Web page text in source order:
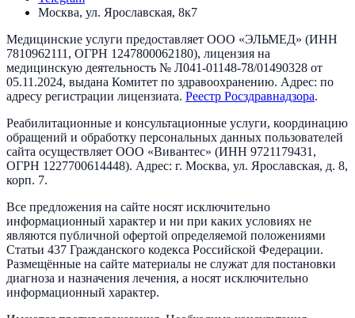
Москва, ул. Ярославская, 8к7
Медицинские услуги предоставляет ООО «ЭЛЬМЕД» (ИНН
7810962111 , ОГРН 1247800062180), лицензия на
медицинскую деятельность № Л041-01148-78/01490328 от
05.11.2024, выдана Комитет по здравоохранению. Адрес: по
адресу регистрации лицензиата. Реестр Росздравнадзора.
Реабилитационные и консультационные услуги, координацию
обращений и обработку персональных данных пользователей
сайта осуществляет ООО «Вивантес» (ИНН 9721179431 ,
ОГРН 1227700614448). Адрес: г. Москва, ул. Ярославская, д. 8,
корп. 7.
Все предложения на сайте носят исключительно
информационный характер и ни при каких условиях не
являются публичной офертой определяемой положениями
Статьи 437 Гражданского кодекса Российской Федерации.
Размещённые на сайте материалы не служат для постановки
диагноза и назначения лечения, а носят исключительно
информационный характер.